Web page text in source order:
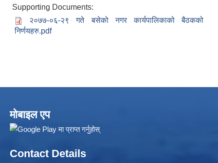
Supporting Documents:
२०७७-०६-२९ गते बसेको नगर कार्यपालिकाको बैठकको
निर्णयहरु.pdf
मोबाइल एप
Contact Details